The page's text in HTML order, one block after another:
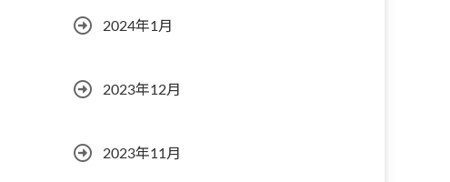
2024年1月
2023年12月
2023年11月